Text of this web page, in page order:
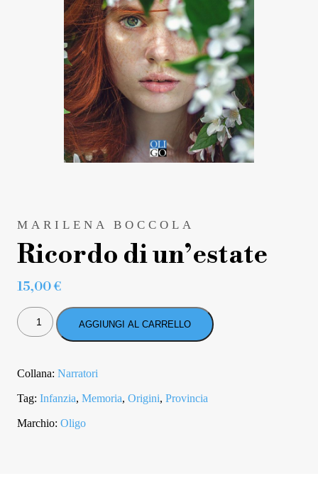
MARILENA BOCCOLA
Ricordo di un’estate
15,00€
RICORDO
DI
UN'ESTATE
AGGIUNGI AL CARRELLO
Collana: Narratori
Tag: Infanzia, Memoria, Origini, Provincia
Marchio: Oligo